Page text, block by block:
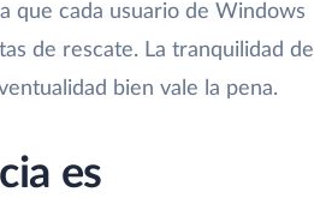
que cada usuario de Windows
de rescate. La tranquilidad de
bien vale la pena.
es